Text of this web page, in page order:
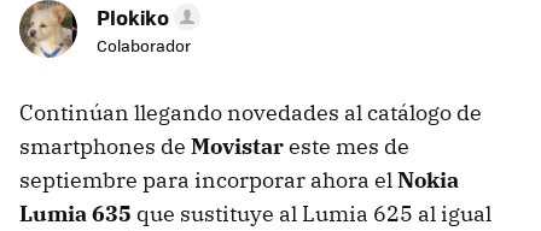
Plokiko
Colaborador
Continúan llegando novedades al catálogo de
smartphones de Movistareste mes de
septiembre para incorporar ahora el Nokia
Lumia 635 que sustituye al Lumia 625 al igual